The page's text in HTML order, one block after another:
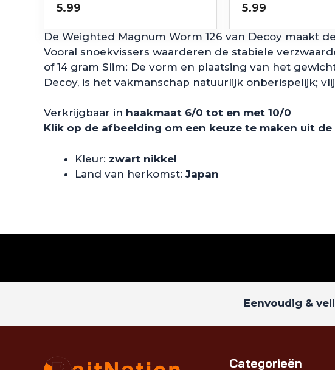
5.99 5.99
De Weighted Magnum Worm 126 van Decoy maakt
Vooral snoekvissers waarderen de stabiele
of 14 gram Slim: De vorm en plaatsing van het
Decoy, is het vakmanschap natuurlijk onberispelijk;
Verkrijgbaar in haakmaat 6/0 tot en met 10/0
Klik op de afbeelding om een keuze te maken uit
Kleur: zwart nikkel
Land van herkomst: Japan
Eenvoudig &
Categorieën